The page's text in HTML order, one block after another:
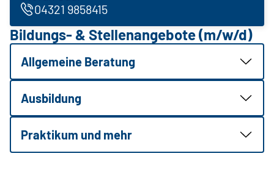
04321 9858415
Bildungs- & Stellenangebote (m/w/d)
Allgemeine Beratung
Ausbildung
Praktikum und mehr